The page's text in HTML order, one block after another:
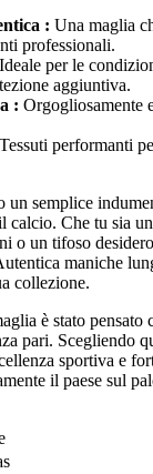
: Una maglia
professionali.
Ideale per le
aggiuntiva.
: Orgogliosamente
Tessuti performanti
un semplice
calcio. Che tu sia
o un tifoso
maniche
collezione.
è stato pensato
pari. Scegliendo
sportiva e
il paese sul